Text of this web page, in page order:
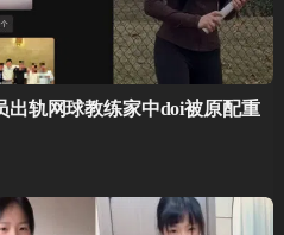
出轨网球教练家中doi被原配重